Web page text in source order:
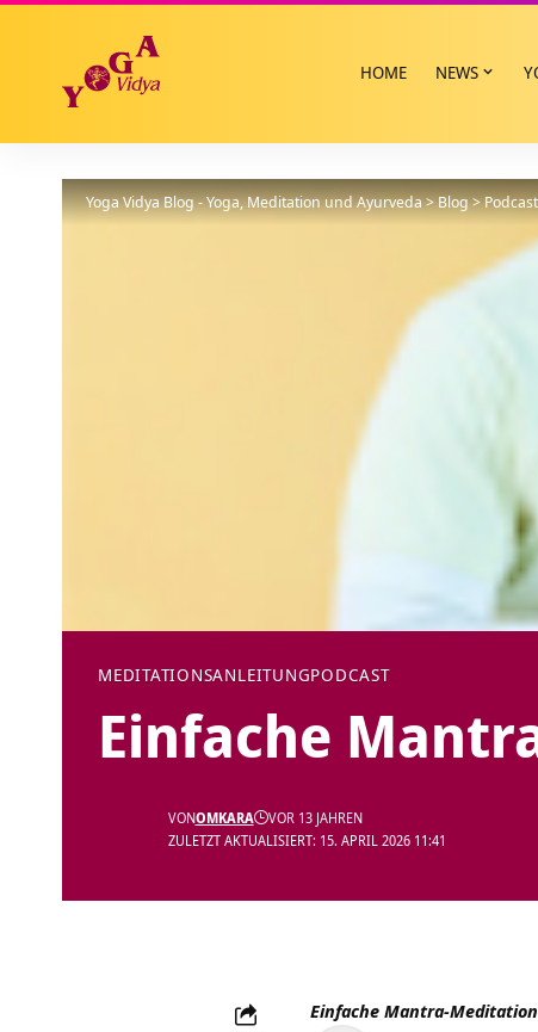
HOME NEWS
Yoga Vidya Blog - Yoga, Meditation und Ayurveda>Blog>Podcast
MEDITATIONSANLEITUNGPODCAST
Einfache
ZULETZT AKTUALISIERT: 15. APRIL 2026 11:41
VONOMKARA VOR 13 JAHREN
Einfache Mantra-